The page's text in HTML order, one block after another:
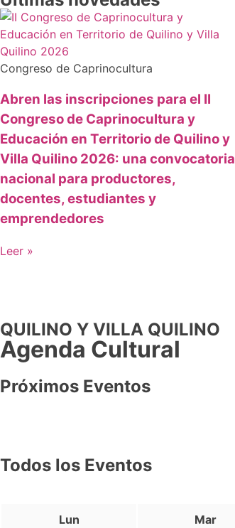
Congreso de Caprinocultura
Abren las inscripciones para el II
Congreso de Caprinocultura y
Educación en Territorio de Quilino y
Villa Quilino 2026: una convocatoria
nacional para productores,
docentes, estudiantes y
emprendedores
Leer »
QUILINO Y VILLA QUILINO
Agenda Cultural
Próximos Eventos
Todos los Eventos
Lun Mar